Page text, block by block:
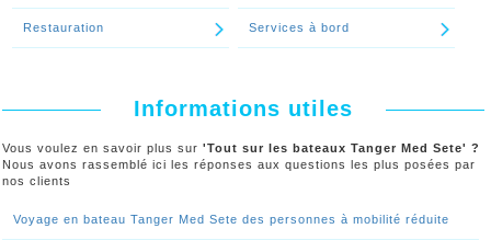
Restauration Services à bord
Informations utiles
Vous voulez en savoir plus sur 'Tout sur les bateaux Tanger Med Sete' ?
Nous avons rassemblé ici les réponses aux questions les plus posées par
nos clients
Voyage en bateau Tanger Med Sete des personnes à mobilité réduite